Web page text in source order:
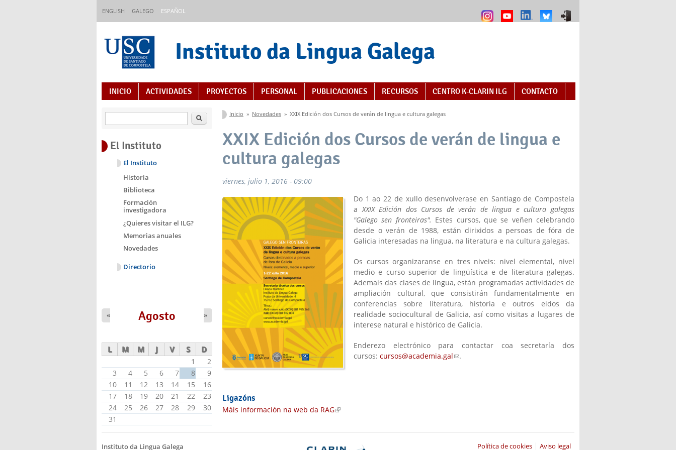
ENGLISH GALEGO ESPAÑOL
Instituto da Lingua Galega
Índice de contenidos
INICIO ACTIVIDADES PROYECTOS PERSONAL PUBLICACIONES RECURSOS CENTRO K-CLARIN ILG CONTACTO
Se encuentra usted aquí
Inicio » Novedades » XXIX Edición dos Cursos de verán de lingua e cultura galegas
XXIX Edición dos Cursos de verán de lingua e
cultura galegas
viernes, julio 1, 2016 - 09:00
Do 1 ao 22 de xullo desenvolverase en Santiago de Compostela
a XXIX Edición dos Cursos de verán de lingua e cultura galegas
"Galego sen fronteiras". Estes cursos, que se veñen celebrando
desde o verán de 1988, están dirixidos a persoas de fóra de
Galicia interesadas na lingua, na literatura e na cultura galegas.
Os cursos organizaranse en tres niveis: nivel elemental, nivel
medio e curso superior de lingüística e de literatura galegas.
Ademais das clases de lingua, están programadas actividades de
ampliación cultural, que consistirán fundamentalmente en
conferencias sobre literatura, historia e outros eidos da
realidade sociocultural de Galicia, así como visitas a lugares de
interese natural e histórico de Galicia.
Enderezo electrónico para contactar coa secretaría dos
cursos: cursos@academia.gal(link sends e-mail)
.
Ligazóns
Máis información na web da RAG(link is external)
Buscar
El Instituto
El Instituto
Historia
Biblioteca
Formación
investigadora
¿Quieres visitar el ILG?
Memorias anuales
Novedades
Directorio
Agosto
« »
L M M J V S D
1
2
3
4 5 6 7 8
9
10
11 12 13 14 15
16
17
18 19 20 21 22
23
24
25 26 27 28 29
30
31
Instituto da Lingua Galega Aviso legal
Política de cookies